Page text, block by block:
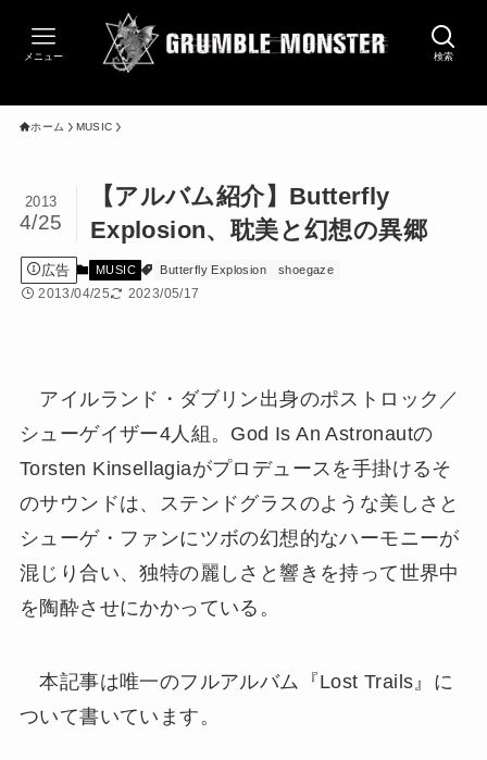
検索
メニュー
ホーム MUSIC
【アルバム紹介】Butterfly
Explosion、耽美と幻想の異郷
2013
4/25
広告 MUSIC Butterfly Explosion shoegaze
2013/04/25 2023/05/17
アイルランド・ダブリン出身のポストロック／
シューゲイザー4人組。God Is An Astronautの
Torsten Kinsellagiaがプロデュースを手掛けるそ
のサウンドは、ステンドグラスのような美しさと
シューゲ・ファンにツボの幻想的なハーモニーが
混じり合い、独特の麗しさと響きを持って世界中
を陶酔させにかかっている。
本記事は唯一のフルアルバム『Lost Trails』に
ついて書いています。